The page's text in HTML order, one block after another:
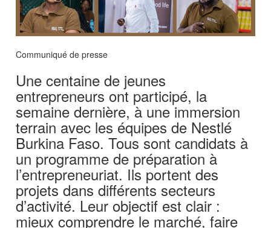
Communiqué de presse
Une centaine de jeunes
entrepreneurs ont participé, la
semaine dernière, à une immersion
terrain avec les équipes de Nestlé
Burkina Faso. Tous sont candidats à
un programme de préparation à
l’entrepreneuriat. Ils portent des
projets dans différents secteurs
d’activité. Leur objectif est clair :
mieux comprendre le marché, faire